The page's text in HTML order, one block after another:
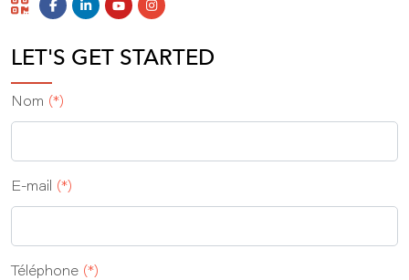
LET'S GET STARTED
Nom (*)
E-mail (*)
Téléphone (*)